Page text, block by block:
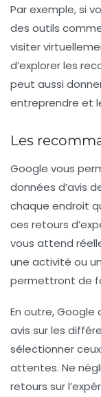
Par exemple, si
des outils
visiter
d’explorer les
peut aussi
entreprendre et
Les
Google vous
données d’avis
chaque endroit
ces retours
vous attend
une activité ou
permettront de
En outre,
avis sur les
sélectionner
attentes. Ne
retours sur